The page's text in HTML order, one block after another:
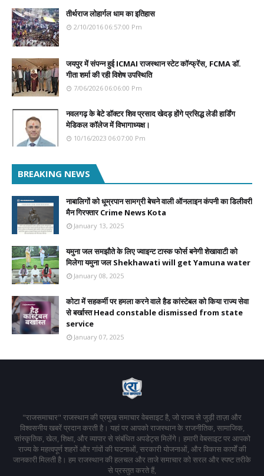
तीर्थराज लोहार्गल धाम का इतिहास
2/10/2016 06:57:00 Pm
जयपुर में संपन्न हुई ICMAI राजस्थान स्टेट कॉन्फ्रेंस, FCMA डॉ.
गीता शर्मा की रही विशेष उपस्थिति
7/06/2026 06:06:00 Pm
नवलगढ़ के बेटे डॉक्टर शिव प्रसाद खेदड़ होंगे प्रसिद्ध लेडी हार्डिंग
मेडिकल कॉलेज में विभागाध्यक्ष।
10/16/2023 06:07:00 Pm
BREAKING NEWS
नाबालिगों को धूम्रपान सामग्री बेचने वाली ऑनलाइन कंपनी का डिलीवरी
मैन गिरफ्तार Crime News Kota
January 13, 2025
यमुना जल समझौते के लिए ज्वाइन्ट टास्क फोर्स बनेगी शेखावाटी को
मिलेगा यमुना जल Shekhawati will get Yamuna water
January 08, 2025
कोटा में सहकर्मी पर हमला करने वाले हैड कांस्टेबल को किया राज्य सेवा
से बर्खास्त Head constable dismissed from state
service
January 07, 2025
"राजसमाचार" राजस्थान की प्रमुख समाचार वेबसाइट है, जो राज्य से जुड़ी ताज़ा और
विश्वसनीय खबरें प्रदान करती है। यहां पर आपको राजस्थान के राजनीतिक, सामाजिक,
सांस्कृतिक, खेल, शिक्षा, और व्यापार से संबंधित अपडेट्स मिलेंगे। हमारी वेबसाइट पर आपको
राज्य के महत्वपूर्ण शहरों और गांवों की घटनाओं, सरकारी योजनाओं, और विकास कार्यों की
जानकारी मिलती है। हम राजस्थान की हलचल और ताजे समाचार को सरल और स्पष्ट तरीके
से प्रस्तुत करते हैं,